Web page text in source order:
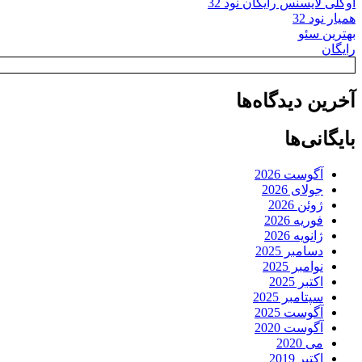
همیار نود 32
بهترین سئو
رایگان
آخرین دیدگاه‌ها
بایگانی‌ها
آگوست 2026
جولای 2026
ژوئن 2026
فوریه 2026
ژانویه 2026
دسامبر 2025
نوامبر 2025
اکتبر 2025
سپتامبر 2025
آگوست 2025
آگوست 2020
می 2020
اکتبر 2019